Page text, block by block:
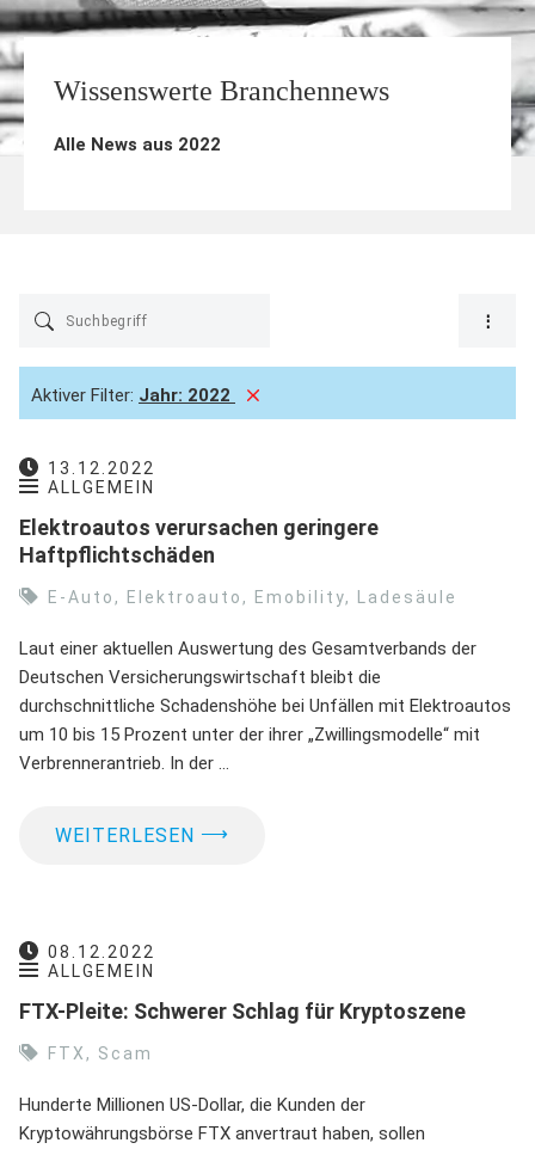
Wissenswerte Branchennews
Alle News aus 2022
Aktiver Filter: Jahr: 2022
13.12.2022
ALLGEMEIN
Elektroautos verursachen geringere
Haftpflichtschäden
E-Auto , Elektroauto , Emobility, Ladesäule
Laut einer aktuellen Auswertung des Gesamtverbands der
Deutschen Versicherungswirtschaft bleibt die
durchschnittliche Schadenshöhe bei Unfällen mit Elektroautos
um 10 bis 15 Prozent unter der ihrer „Zwillingsmodelle“ mit
Verbrennerantrieb. In der …
WEITERLESEN ⟶
08.12.2022
ALLGEMEIN
FTX-Pleite: Schwerer Schlag für Kryptoszene
FTX , Scam
Hunderte Millionen US-Dollar, die Kunden der
Kryptowährungsbörse FTX anvertraut haben, sollen